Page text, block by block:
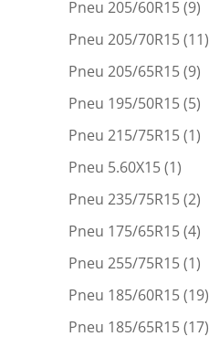
Pneu 205/60R15(9)
Pneu 205/70R15(11)
Pneu 205/65R15(9)
Pneu 195/50R15(5)
Pneu 215/75R15(1)
Pneu 5.60X15(1)
Pneu 235/75R15(2)
Pneu 175/65R15(4)
Pneu 255/75R15(1)
Pneu 185/60R15(19)
Pneu 185/65R15(17)